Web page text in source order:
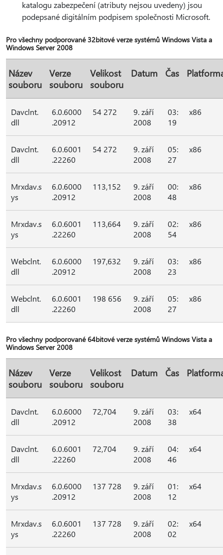
katalogu zabezpečení (atributy nejsou uvedeny) jsou
podepsané digitálním podpisem společnosti Microsoft.
Pro všechny podporované 32bitové verze systémů Windows Vista a
Windows Server 2008
Název
souboru
Verze
souboru
Velikost
souboru
Datum Čas
Davclnt.
dll
6.0.6000
.20912
54 272
9. září
2008
03:
19
x86
Davclnt.
dll
6.0.6001
.22260
54 272
9. září
2008
05:
27
x86
Mrxdav.s
ys
6.0.6000
.20912
113,152
9. září
2008
00:
48
x86
Mrxdav.s
ys
6.0.6001
.22260
113,664
9. září
2008
02:
54
x86
Webclnt.
dll
6.0.6000
.20912
197,632
9. září
2008
03:
23
x86
Webclnt.
dll
6.0.6001
.22260
198 656
9. září
2008
05:
27
x86
Pro všechny podporované 64bitové verze systémů Windows Vista a
Windows Server 2008
Název
souboru
Verze
souboru
Velikost
souboru
Datum Čas
Davclnt.
dll
6.0.6000
.20912
72,704
9. září
2008
03:
38
x64
Davclnt.
dll
6.0.6001
.22260
72,704
9. září
2008
04:
46
x64
Mrxdav.s
ys
6.0.6000
.20912
137 728
9. září
2008
01:
12
x64
Mrxdav.s
ys
6.0.6001
.22260
137 728
9. září
2008
02:
02
x64